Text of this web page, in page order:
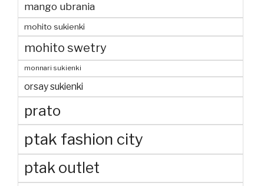
mango ubrania
mohito sukienki
mohito swetry
monnari sukienki
orsay sukienki
prato
ptak fashion city
ptak outlet